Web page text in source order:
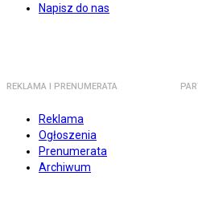
Napisz do nas
REKLAMA I PRENUMERATA
Reklama
Ogłoszenia
Prenumerata
Archiwum